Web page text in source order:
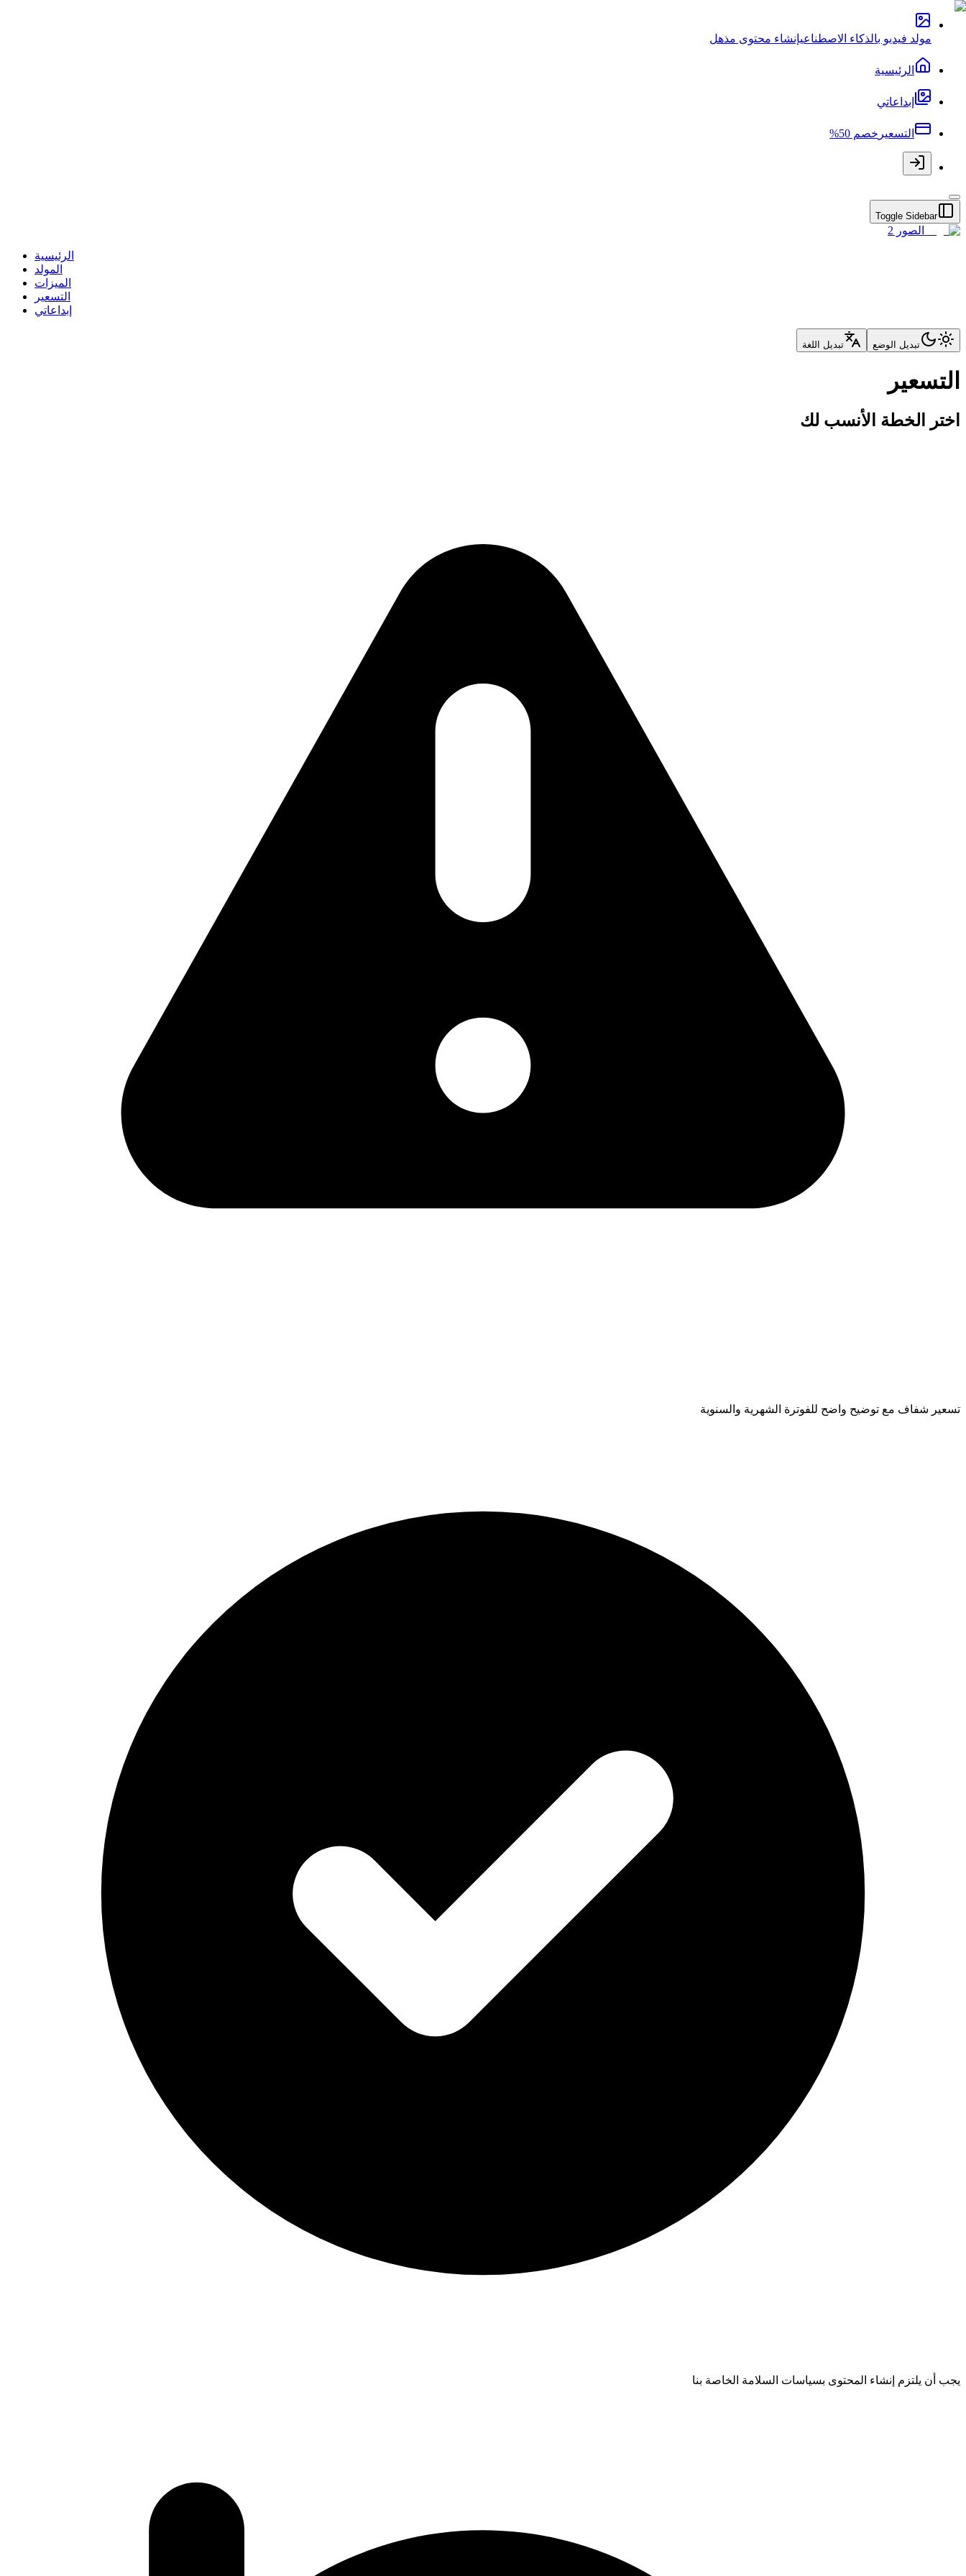
مولد فيديو بالذكاء الاصطناعيإنشاء محتوى مذهل
الرئيسية
إبداعاتي
التسعير خصم 50%
Toggle Sidebar
الصور 2
الرئيسية
المولد
الميزات
التسعير
إبداعاتي
تبديل الوضع تبديل اللغة
التسعير
اختر الخطة الأنسب لك
تسعير شفاف مع توضيح واضح للفوترة الشهرية والسنوية
يجب أن يلتزم إنشاء المحتوى بسياسات السلامة الخاصة بنا